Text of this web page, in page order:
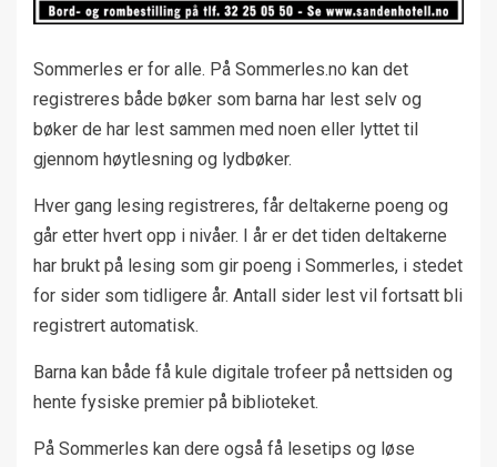
Sommerles er for alle. På Sommerles.no kan det
registreres både bøker som barna har lest selv og
bøker de har lest sammen med noen eller lyttet til
gjennom høytlesning og lydbøker.
Hver gang lesing registreres, får deltakerne poeng og
går etter hvert opp i nivåer. I år er det tiden deltakerne
har brukt på lesing som gir poeng i Sommerles, i stedet
for sider som tidligere år. Antall sider lest vil fortsatt bli
registrert automatisk.
Barna kan både få kule digitale trofeer på nettsiden og
hente fysiske premier på biblioteket.
På Sommerles kan dere også få lesetips og løse